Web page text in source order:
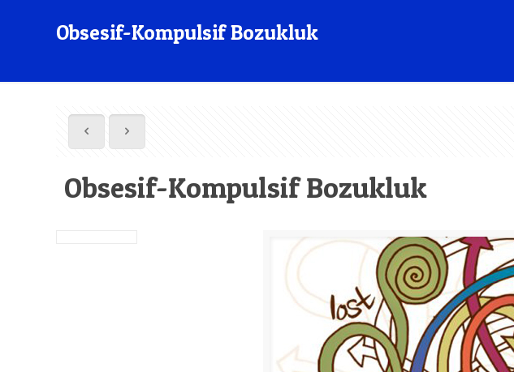
Obsesif-Kompulsif Bozukluk
Obsesif-Kompulsif Bozukluk